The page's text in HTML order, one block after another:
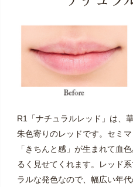
R1「ナチュラルレッド」は、
朱色寄りのレッドです。セミ
「きちんと感」が生まれて血
るく見せてくれます。レッド
ラルな発色なので、幅広い年